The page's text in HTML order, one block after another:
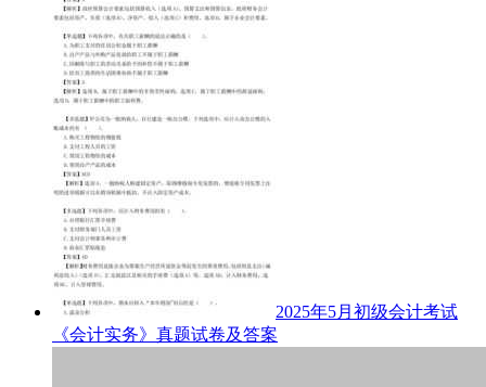
2025年5月初级会计考试
《会计实务》真题试卷及答案